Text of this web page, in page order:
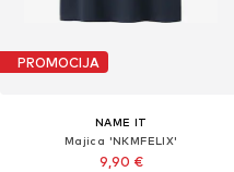
PROMOCIJA
NAME IT
Majica 'NKMFELIX'
9,90 €